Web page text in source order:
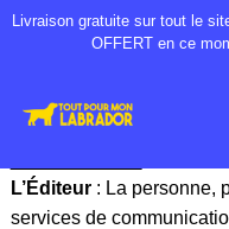
Livraison gratuite sur tout le
OFFERT en ce
Aller
L’Éditeur: La personne,
services de